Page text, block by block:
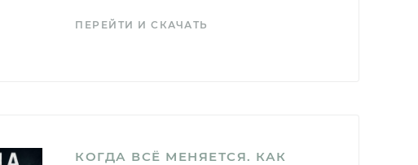
ПЕРЕЙТИ И СКАЧАТЬ
КОГДА ВСЁ МЕНЯЕТСЯ. КАК